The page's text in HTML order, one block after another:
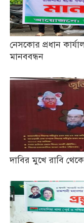
নেসকোর প্রধান
মানববন্ধন
দাবির মুখে রাবি